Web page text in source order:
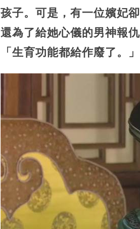
孩子。可是，有一位嬪妃
還為了給她心儀的男神報
「生育功能都給作廢了。」